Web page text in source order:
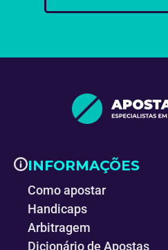
INFORMAÇÕES
Como apostar
Handicaps
Arbitragem
Dicionário de Apostas